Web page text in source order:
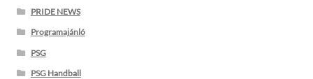
PRIDE NEWS
Programajánló
PSG
PSG Handball